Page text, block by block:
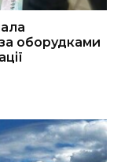
оборудками